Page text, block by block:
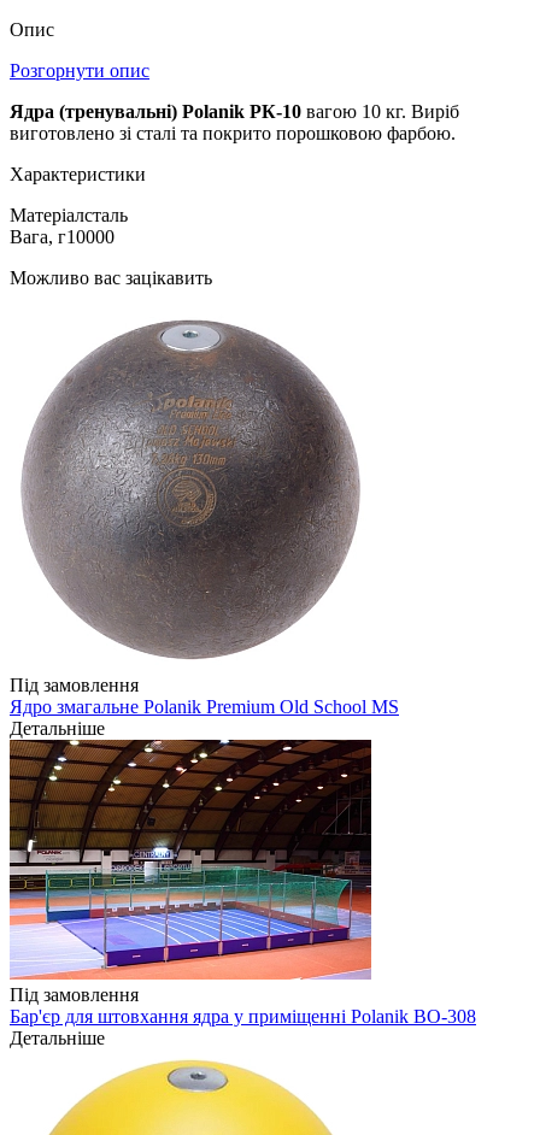
Опис
Розгорнути опис
Ядра (тренувальні) Polanik РК-10 вагою 10 кг. Виріб
виготовлено зі сталі та покрито порошковою фарбою.
Характеристики
Матеріалсталь
Вага, г10000
Можливо вас зацікавить
Під замовлення
Ядро змагальне Polanik Premium Old School MS
Детальніше
Під замовлення
Бар'єр для штовхання ядра у приміщенні Polanik BO-308
Детальніше